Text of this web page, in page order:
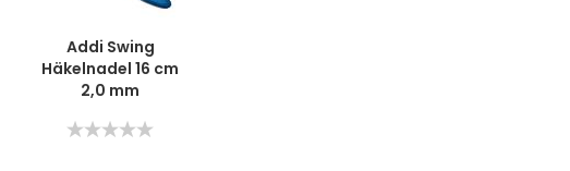
Addi Swing
Häkelnadel 16 cm
2,0 mm